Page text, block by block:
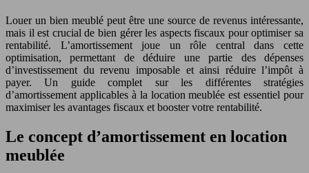
Louer un bien meublé peut être une source de revenus intéressante,
mais il est crucial de bien gérer les aspects fiscaux pour optimiser sa
rentabilité. L’amortissement joue un rôle central dans cette
optimisation, permettant de déduire une partie des dépenses
d’investissement du revenu imposable et ainsi réduire l’impôt à
payer. Un guide complet sur les différentes stratégies
d’amortissement applicables à la location meublée est essentiel pour
maximiser les avantages fiscaux et booster votre rentabilité.
Le concept d’amortissement en location
meublée